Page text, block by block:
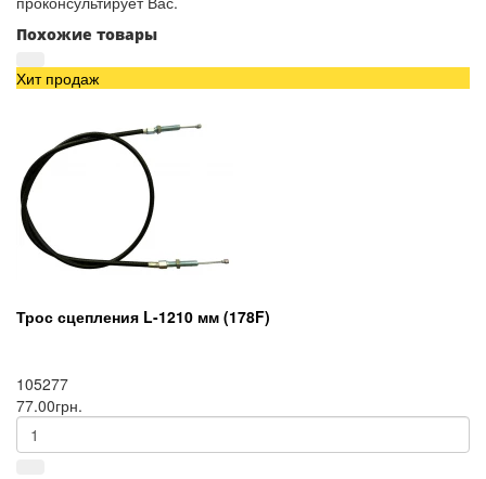
Похожие товары
Хит продаж
Трос сцепления L-1210 мм (178F)
105277
77.00грн.